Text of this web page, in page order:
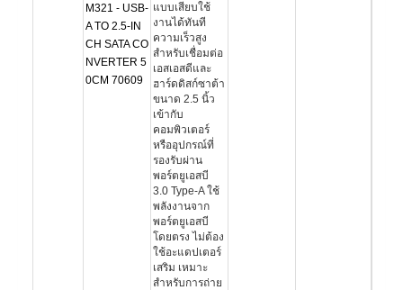
M321 - USB-
A TO 2.5-IN
CH SATA CO
NVERTER 5
0CM 70609
แบบเสียบใช้
งานได้ทันที
ความเร็วสูง
สำหรับเชื่อมต่อ
เอสเอสดีและ
ฮาร์ดดิสก์ซาต้า
ขนาด 2.5 นิ้ว
เข้ากับ
คอมพิวเตอร์
หรืออุปกรณ์ที่
รองรับผ่าน
พอร์ตยูเอสบี
3.0 Type-A ใช้
พลังงานจาก
พอร์ตยูเอสบี
โดยตรง ไม่ต้อง
ใช้อะแดปเตอร์
เสริม เหมาะ
สำหรับการถ่าย